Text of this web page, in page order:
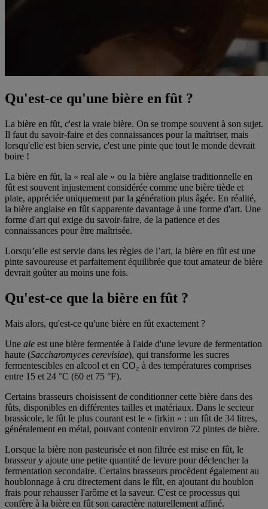
Qu'est-ce qu'une bière en fût ?
La bière en fût, c'est la vraie bière. On se trompe souvent à son sujet.
Il faut du savoir-faire et des connaissances pour la maîtriser, mais
lorsqu'elle est bien servie, c'est une pinte que tout le monde devrait
boire !
La bière en fût, la « real ale » ou la bière anglaise traditionnelle en
fût est souvent injustement considérée comme une bière tiède et
plate, appréciée uniquement par la génération plus âgée. En réalité,
la bière anglaise en fût s'apparente davantage à une forme d'art. Une
forme d'art qui exige du savoir-faire, de la patience et des
connaissances pour être maîtrisée.
Lorsqu’elle est servie dans les règles de l’art, la bière en fût est une
pinte savoureuse et parfaitement équilibrée que tout amateur de bière
devrait goûter au moins une fois.
Qu'est-ce que la bière en fût ?
Mais alors, qu'est-ce qu'une bière en fût exactement ?
Une ale est une bière fermentée à l'aide d'une levure de fermentation
haute (Saccharomyces cerevisiae), qui transforme les sucres
fermentescibles en alcool et en CO₂ à des températures comprises
entre 15 et 24 °C (60 et 75 °F).
Certains brasseurs choisissent de conditionner cette bière dans des
fûts, disponibles en différentes tailles et matériaux. Dans le secteur
brassicole, le fût le plus courant est le « firkin » : un fût de 34 litres,
généralement en métal, pouvant contenir environ 72 pintes de bière.
Lorsque la bière non pasteurisée et non filtrée est mise en fût, le
brasseur y ajoute une petite quantité de levure pour déclencher la
fermentation secondaire. Certains brasseurs procèdent également au
houblonnage à cru directement dans le fût, en ajoutant du houblon
frais pour rehausser l'arôme et la saveur. C'est ce processus qui
confère à la bière en fût son caractère naturellement affiné.